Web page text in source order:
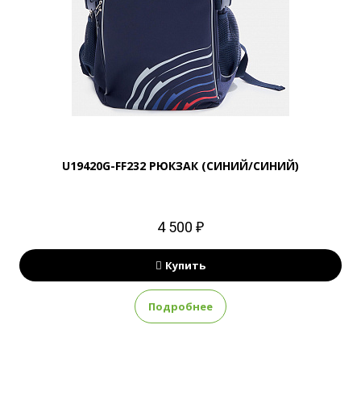
U19420G-FF232 РЮКЗАК (СИНИЙ/СИНИЙ)
4 500 ₽
Купить
Подробнее